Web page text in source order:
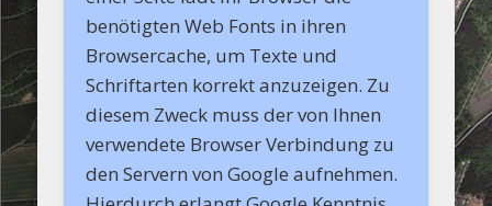
benötigten Web Fonts in ihren
Browsercache, um Texte und
Schriftarten korrekt anzuzeigen. Zu
diesem Zweck muss der von Ihnen
verwendete Browser Verbindung zu
den Servern von Google aufnehmen.